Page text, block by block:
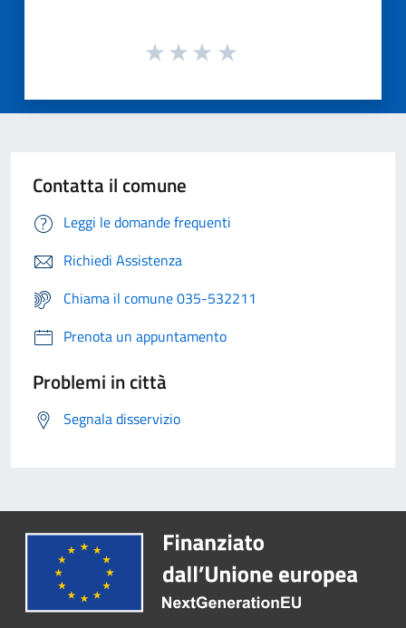
Contatta il comune
Leggi le domande frequenti
Richiedi Assistenza
Chiama il comune 035-532211
Prenota un appuntamento
Problemi in città
Segnala disservizio